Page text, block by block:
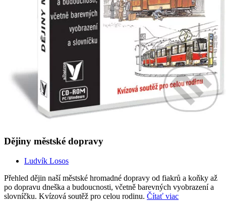
Dějiny městské dopravy
Ludvík Losos
Přehled dějin naší městské hromadné dopravy od fiakrů a koňky až
po dopravu dneška a budoucnosti, včetně barevných vyobrazení a
slovníčku. Kvízová soutěž pro celou rodinu. Čítať viac